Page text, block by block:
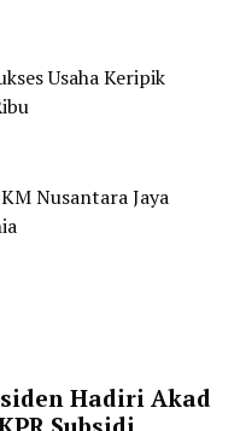
Usaha Keripik
Nusantara Jaya